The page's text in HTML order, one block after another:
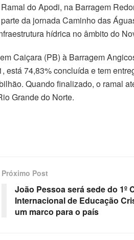
do Apodi, na Barragem
da jornada Caminho das
hídrica no âmbito do
Caiçara (PB) à Barragem
está 74,83% concluída e tem
Quando finalizado, o ramal
Grande do Norte.
Próximo Post
João Pessoa será sede do 1º
Internacional de Educação
um marco para o país